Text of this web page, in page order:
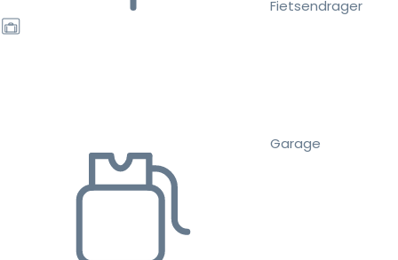
Fietsendrager
Garage